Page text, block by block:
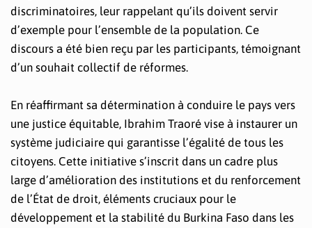
discriminatoires, leur rappelant qu’ils doivent servir
d’exemple pour l’ensemble de la population. Ce
discours a été bien reçu par les participants, témoignant
d’un souhait collectif de réformes.
En réaffirmant sa détermination à conduire le pays vers
une justice équitable, Ibrahim Traoré vise à instaurer un
système judiciaire qui garantisse l’égalité de tous les
citoyens. Cette initiative s’inscrit dans un cadre plus
large d’amélioration des institutions et du renforcement
de l’État de droit, éléments cruciaux pour le
développement et la stabilité du Burkina Faso dans les